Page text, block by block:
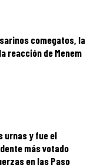
comegatos, la
reacción de Menem
urnas y fue el
más votado
en las Paso